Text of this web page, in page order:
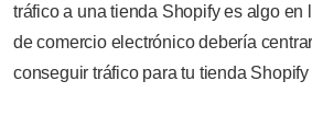
tráfico a una tienda Shopify es algo en
de comercio electrónico debería
conseguir tráfico para tu tienda Shopify